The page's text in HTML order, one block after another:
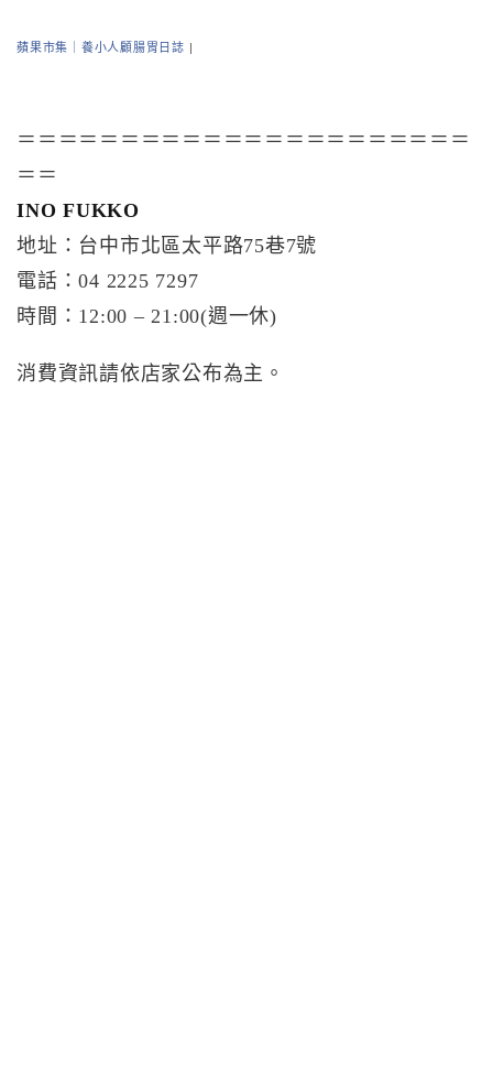
蘋果市集｜養小人顧腸胃日誌 |
＝＝＝＝＝＝＝＝＝＝＝＝＝＝＝＝＝＝＝＝＝＝
＝＝
INO FUKKO
地址：台中市北區太平路75巷7號
電話：04 2225 7297
時間：12:00 – 21:00(週一休)
消費資訊請依店家公布為主。